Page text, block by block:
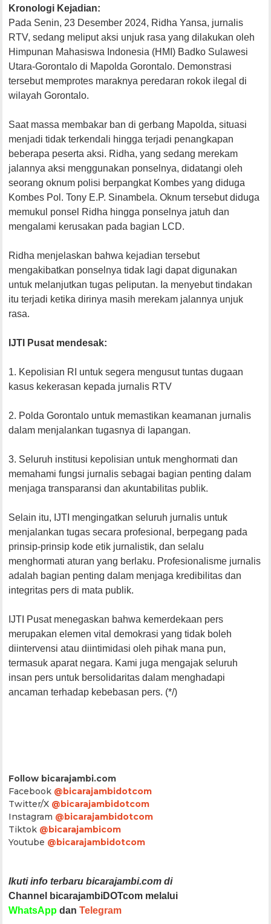
Kronologi Kejadian:
Pada Senin, 23 Desember 2024, Ridha Yansa, jurnalis
RTV, sedang meliput aksi unjuk rasa yang dilakukan oleh
Himpunan Mahasiswa Indonesia (HMI) Badko Sulawesi
Utara-Gorontalo di Mapolda Gorontalo. Demonstrasi
tersebut memprotes maraknya peredaran rokok ilegal di
wilayah Gorontalo.
Saat massa membakar ban di gerbang Mapolda, situasi
menjadi tidak terkendali hingga terjadi penangkapan
beberapa peserta aksi. Ridha, yang sedang merekam
jalannya aksi menggunakan ponselnya, didatangi oleh
seorang oknum polisi berpangkat Kombes yang diduga
Kombes Pol. Tony E.P. Sinambela. Oknum tersebut diduga
memukul ponsel Ridha hingga ponselnya jatuh dan
mengalami kerusakan pada bagian LCD.
Ridha menjelaskan bahwa kejadian tersebut
mengakibatkan ponselnya tidak lagi dapat digunakan
untuk melanjutkan tugas peliputan. Ia menyebut tindakan
itu terjadi ketika dirinya masih merekam jalannya unjuk
rasa.
IJTI Pusat mendesak:
1. Kepolisian RI untuk segera mengusut tuntas dugaan
kasus kekerasan kepada jurnalis RTV
2. Polda Gorontalo untuk memastikan keamanan jurnalis
dalam menjalankan tugasnya di lapangan.
3. Seluruh institusi kepolisian untuk menghormati dan
memahami fungsi jurnalis sebagai bagian penting dalam
menjaga transparansi dan akuntabilitas publik.
Selain itu, IJTI mengingatkan seluruh jurnalis untuk
menjalankan tugas secara profesional, berpegang pada
prinsip-prinsip kode etik jurnalistik, dan selalu
menghormati aturan yang berlaku. Profesionalisme jurnalis
adalah bagian penting dalam menjaga kredibilitas dan
integritas pers di mata publik.
IJTI Pusat menegaskan bahwa kemerdekaan pers
merupakan elemen vital demokrasi yang tidak boleh
diintervensi atau diintimidasi oleh pihak mana pun,
termasuk aparat negara. Kami juga mengajak seluruh
insan pers untuk bersolidaritas dalam menghadapi
ancaman terhadap kebebasan pers. (*/)
Follow bicarajambi.com
Facebook @bicarajambidotcom
Twitter/X @bicarajambidotcom
Instagram @bicarajambidotcom
Tiktok @bicarajambicom
Youtube @bicarajambidotcom
Ikuti info terbaru bicarajambi.com di
Channel bicarajambiDOTcom melalui
WhatsApp danTelegram